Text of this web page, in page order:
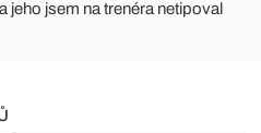
jeho jsem na trenéra netipoval